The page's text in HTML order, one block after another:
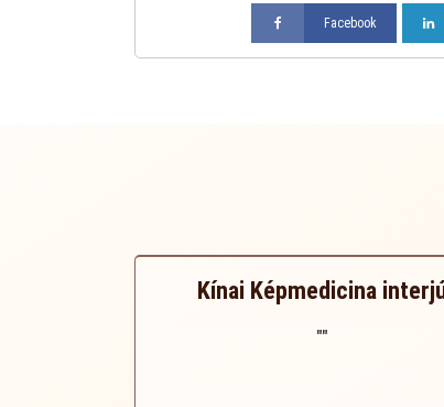
Facebook
Kínai Képmedicina
""